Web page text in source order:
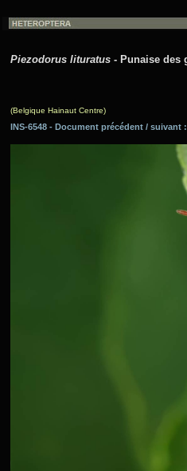
Piezodorus lituratus - Punaise des
(Belgique Hainaut Centre)
INS-6548 - Document précédent /